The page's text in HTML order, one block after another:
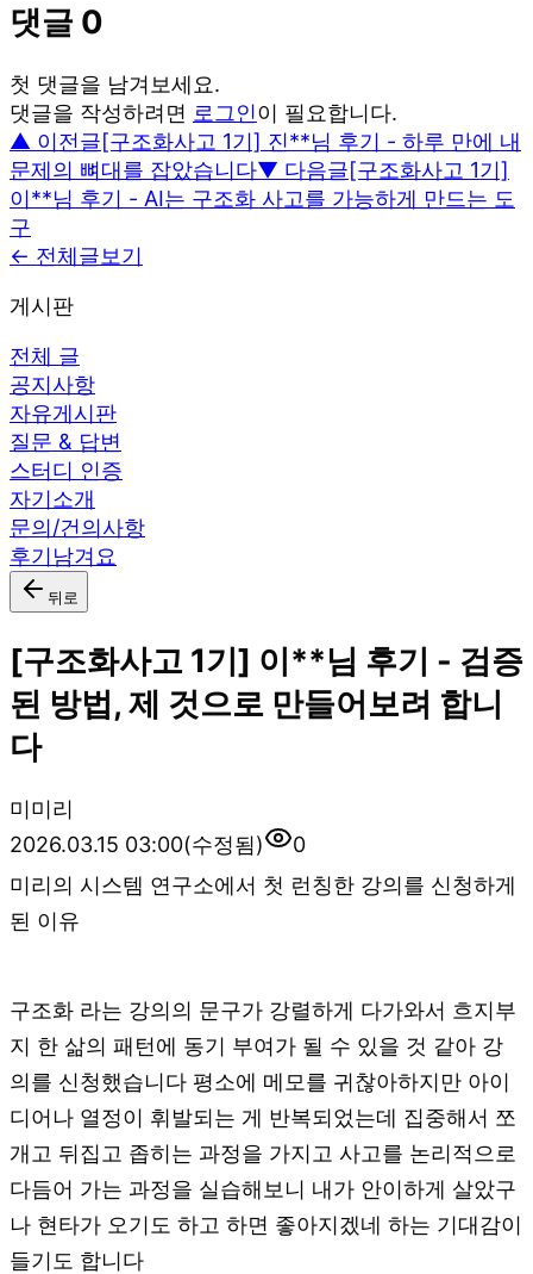
댓글 0
첫 댓글을 남겨보세요.
댓글을 작성하려면 로그인이 필요합니다.
▲ 이전글[구조화사고 1기] 진**님 후기 - 하루 만에 내
문제의 뼈대를 잡았습니다▼ 다음글[구조화사고 1기]
이**님 후기 - AI는 구조화 사고를 가능하게 만드는 도
구
← 전체글보기
게시판
전체 글
공지사항
자유게시판
질문 & 답변
스터디 인증
자기소개
문의/건의사항
후기남겨요
뒤로
[구조화사고 1기] 이**님 후기 - 검증
된 방법, 제 것으로 만들어보려 합니
다
미미리
2026.03.15 03:00(수정됨)
0
미리의 시스템 연구소에서 첫 런칭한 강의를 신청하게
된 이유
구조화 라는 강의의 문구가 강렬하게 다가와서 흐지부
지 한 삶의 패턴에 동기 부여가 될 수 있을 것 같아 강
의를 신청했습니다 평소에 메모를 귀찮아하지만 아이
디어나 열정이 휘발되는 게 반복되었는데 집중해서 쪼
개고 뒤집고 좁히는 과정을 가지고 사고를 논리적으로
다듬어 가는 과정을 실습해보니 내가 안이하게 살았구
나 현타가 오기도 하고 하면 좋아지겠네 하는 기대감이
들기도 합니다